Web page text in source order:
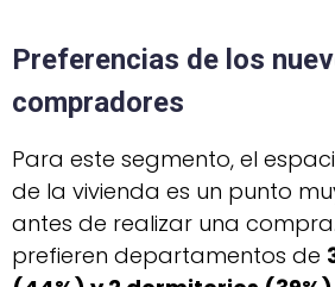
Preferencias de los
compradores
Para este segmento, el
de la vivienda es un punto
antes de realizar una
prefieren departamentos de